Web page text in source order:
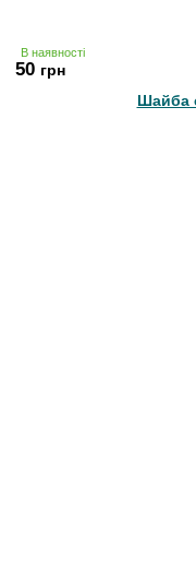
В наявності
50 грн
Шайба